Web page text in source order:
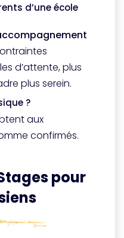
d’une école
d’attente, plus
plus serein.
?
aux
confirmés.
pour